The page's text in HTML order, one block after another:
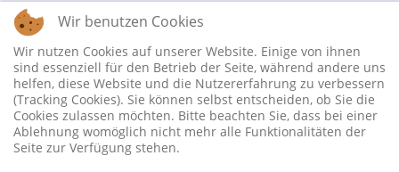
Wir benutzen Cookies
Wir nutzen Cookies auf unserer Website. Einige von ihnen
sind essenziell für den Betrieb der Seite, während andere uns
helfen, diese Website und die Nutzererfahrung zu verbessern
(Tracking Cookies). Sie können selbst entscheiden, ob Sie die
Cookies zulassen möchten. Bitte beachten Sie, dass bei einer
Ablehnung womöglich nicht mehr alle Funktionalitäten der
Seite zur Verfügung stehen.